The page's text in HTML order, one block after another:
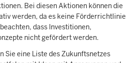
Bei diesen Aktionen können die
werden, da es keine Förderrichtlinie
dass Investitionen,
nicht gefördert werden.
Sie eine Liste des Zukunftsnetzes